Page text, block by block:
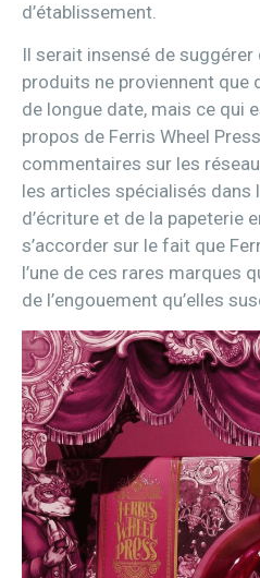
d’établissement.
Il serait insensé de suggérer
produits ne proviennent que
de longue date, mais ce qui
propos de Ferris Wheel
commentaires sur les
les articles spécialisés dans
d’écriture et de la papeterie
s’accorder sur le fait que
l’une de ces rares marques
de l’engouement qu’elles